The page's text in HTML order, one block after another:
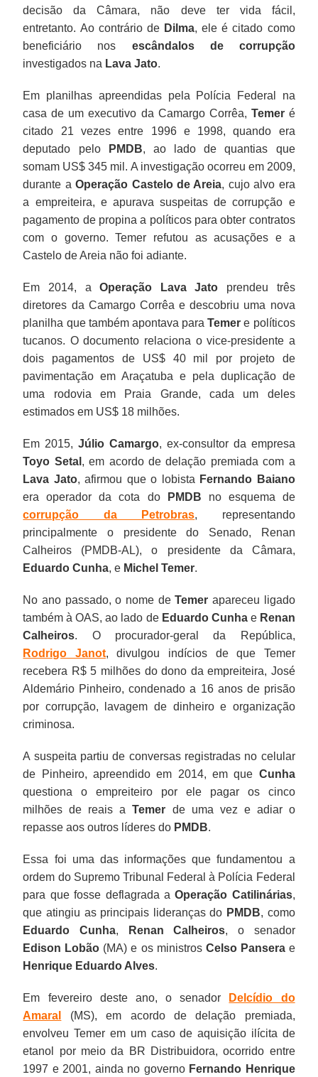
decisão da Câmara, não deve ter vida fácil,
entretanto. Ao contrário de Dilma, ele é citado como
beneficiário nos escândalos de corrupção
investigados na Lava Jato.
Em planilhas apreendidas pela Polícia Federal na
casa de um executivo da Camargo Corrêa, Temeré
citado 21 vezes entre 1996 e 1998, quando era
deputado pelo
PMDB, ao lado de quantias que
somam US$ 345 mil. A investigação ocorreu em 2009,
durante aOperação Castelo de Areia, cujo alvo era
a empreiteira, e apurava suspeitas de corrupção e
pagamento de propina a políticos para obter contratos
com o governo. Temer refutou as acusações e a
Castelo de Areia não foi adiante.
Em 2014, a Operação Lava Jato prendeu três
diretores da Camargo Corrêa e descobriu uma nova
planilha que também apontava paraTemer e políticos
tucanos. O documento relaciona o vice-presidente a
dois pagamentos de US$ 40 mil por projeto de
pavimentação em Araçatuba e pela duplicação de
uma rodovia em Praia Grande, cada um deles
estimados em US$ 18 milhões.
Em 2015,Júlio Camargo, ex-consultor da empresa
Toyo Setal , em acordo de delação premiada com a
Lava Jato, afirmou que o lobista Fernando Baiano
era operador da cota do
PMDB no esquema de
corrupção da Petrobras, representando
principalmente o presidente do Senado, Renan
Calheiros (PMDB-AL), o presidente da Câmara,
Eduardo Cunha, e Michel Temer.
No ano passado, o nome deTemer apareceu ligado
também à OAS, ao lado de Eduardo Cunhae Renan
Calheiros. O procurador-geral da República,
Rodrigo Janot, divulgou indícios de que Temer
recebera R$ 5 milhões do dono da empreiteira, José
Aldemário Pinheiro, condenado a 16 anos de prisão
por corrupção, lavagem de dinheiro e organização
criminosa.
A suspeita partiu de conversas registradas no celular
de Pinheiro, apreendido em 2014, em que Cunha
questiona o empreiteiro por ele pagar os cinco
milhões de reais aTemer de uma vez e adiar o
repasse aos outros líderes do PMDB.
Essa foi uma das informações que fundamentou a
ordem do Supremo Tribunal Federal à Polícia Federal
para que fosse deflagrada aOperação Catilinárias,
que atingiu as principais lideranças do PMDB, como
Eduardo Cunha, Renan Calheiros, o senador
Edison Lobão (MA) e os ministros Celso Panserae
Henrique Eduardo Alves.
Em fevereiro deste ano, o senador
Delcídio do
Amaral
(MS), em acordo de delação premiada,
envolveu Temer em um caso de aquisição ilícita de
etanol por meio da BR Distribuidora, ocorrido entre
1997 e 2001, ainda no governo Fernando Henrique